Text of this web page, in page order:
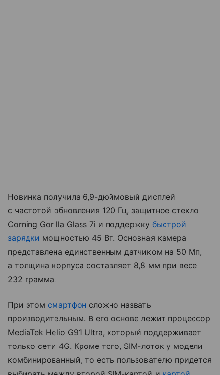
Новинка получила 6,9-дюймовый дисплей
с частотой обновления 120 Гц, защитное стекло
Corning Gorilla Glass 7i и поддержку быстрой
зарядки мощностью 45 Вт. Основная камера
представлена единственным датчиком на 50 Мп,
а толщина корпуса составляет 8,8 мм при весе
232 грамма.
При этом смартфон сложно назвать
производительным. В его основе лежит процессор
MediaTek Helio G91 Ultra, который поддерживает
только сети 4G. Кроме того, SIM-лоток у модели
комбинированный, то есть пользователю придется